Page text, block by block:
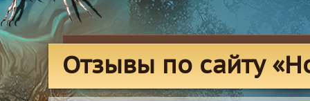
Отзывы по сайту